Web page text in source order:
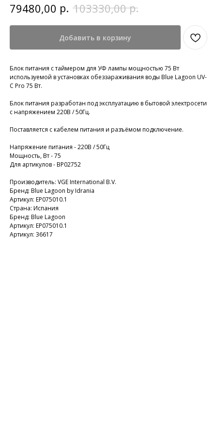
79480,00 р. 103330,00 р.
Добавить в корзину
Блок питания с таймером для УФ лампы мощностью 75 Вт
используемой в установках обеззараживания воды Blue Lagoon UV-
C Pro 75 Вт.
Блок питания разработан под эксплуатацию в бытовой электросети
с напряжением 220В / 50Гц.
Поставляется с кабелем питания и разъёмом подключение.
Напряжение питания - 220В / 50Гц
Мощность, Bт - 75
Для артикулoв - BP02752
Производитель: VGE International B.V.
Бренд: Blue Lagoon by Idrania
Артикул: EP075010.1
Страна: Испания
Бренд: Blue Lagoon
Артикул: EP075010.1
Артикул: 36617